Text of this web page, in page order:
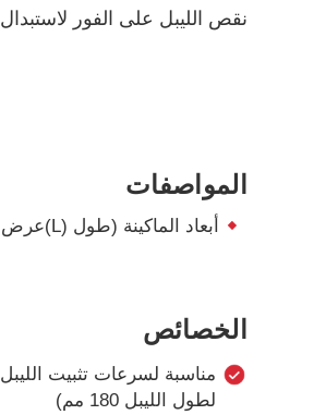
نقص الليبل على الفور
المواصفات
أبعاد الماكينة (طول (L)عرض(W) إرتفاع(H)): 1134×527× 853 مم
الخصائص
لطول الليبل 180 مم)